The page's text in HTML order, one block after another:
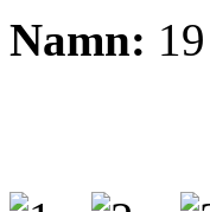
Namn: 19